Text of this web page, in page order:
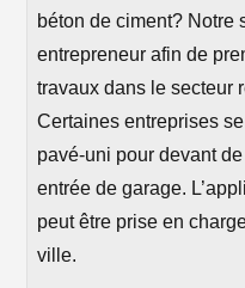
béton de ciment? Notre
entrepreneur afin de
travaux dans le secteur
Certaines entreprises
pavé-uni pour devant
entrée de garage.
peut être prise en
ville.